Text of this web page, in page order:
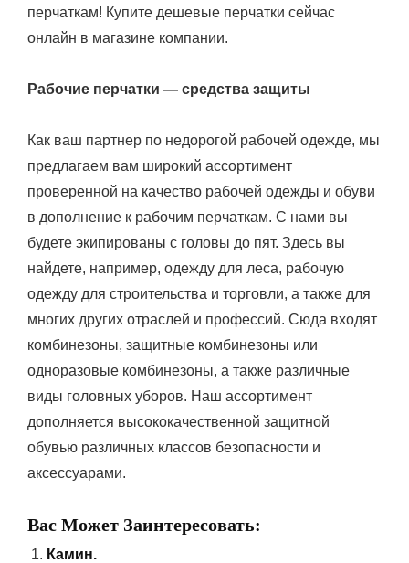
перчаткам! Купите дешевые перчатки сейчас
онлайн в магазине компании.
Рабочие перчатки — средства защиты
Как ваш партнер по недорогой рабочей одежде, мы
предлагаем вам широкий ассортимент
проверенной на качество рабочей одежды и обуви
в дополнение к рабочим перчаткам. С нами вы
будете экипированы с головы до пят. Здесь вы
найдете, например, одежду для леса, рабочую
одежду для строительства и торговли, а также для
многих других отраслей и профессий. Сюда входят
комбинезоны, защитные комбинезоны или
одноразовые комбинезоны, а также различные
виды головных уборов. Наш ассортимент
дополняется высококачественной защитной
обувью различных классов безопасности и
аксессуарами.
Вас Может Заинтересовать:
Камин.